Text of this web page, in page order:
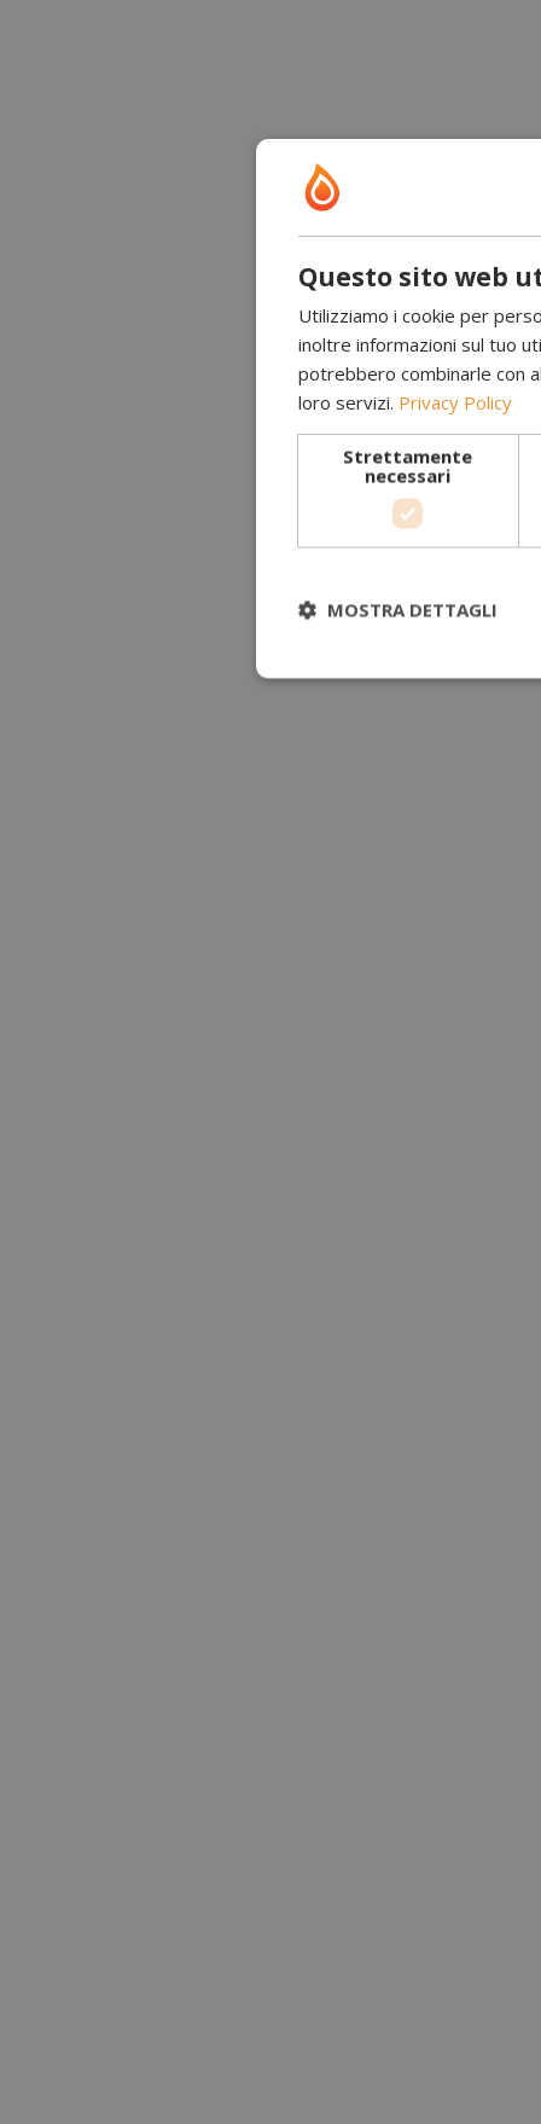
Questo sito web
Utilizziamo i cookie per
inoltre informazioni sul tuo
potrebbero combinarle con
loro servizi. Privacy Policy
Strettamente
necessari
MOSTRA DETTAGLI